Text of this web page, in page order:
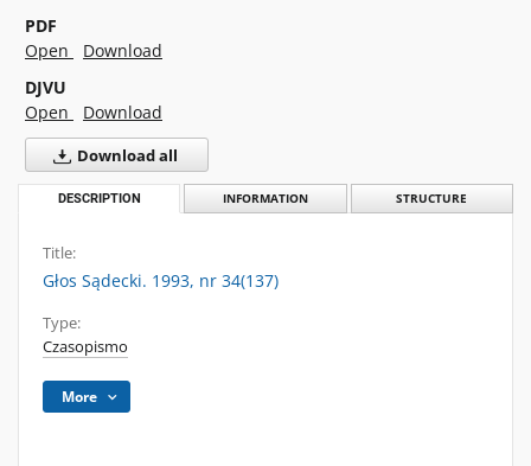
PDF
Open
Download
DJVU
Open
Download
Download all
DESCRIPTION INFORMATION STRUCTURE
Title:
Głos Sądecki. 1993, nr 34(137)
Type:
Czasopismo
More